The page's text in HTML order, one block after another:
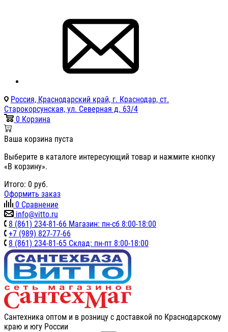
Россия, Краснодарский край, г. Краснодар, ст.
Старокорсунская, ул. Северная д. 63/4
0 Корзина
Ваша корзина пуста
Выберите в каталоге интересующий товар и нажмите кнопку
«В корзину».
Итого: 0 руб.
Оформить заказ
0 Сравнение
info@vitto.ru
8 (861) 234-81-66 Магазин: пн-сб 8:00-18:00
+7 (989) 827-77-66
8 (861) 234-81-65 Склад: пн-пт 8:00-18:00
Сантехника оптом и в розницу с доставкой по Краснодарскому
краю и югу России